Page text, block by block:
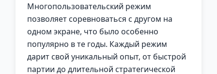
Многопользовательский режим
позволяет соревноваться с другом на
одном экране, что было особенно
популярно в те годы. Каждый режим
дарит свой уникальный опыт, от быстрой
партии до длительной стратегической